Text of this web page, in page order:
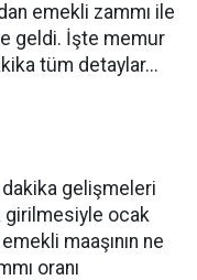
emekli zammı ile
geldi. İşte memur
tüm detaylar...
gelişmeleri
girilmesiyle ocak
maaşının ne
oranı